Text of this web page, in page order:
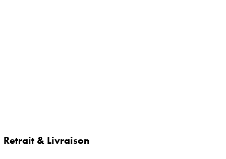
Retrait & Livraison